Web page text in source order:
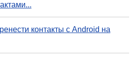
контакты с Android на